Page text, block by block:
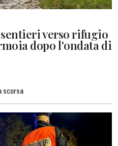
verso rifugio
dopo l'ondata di
scorsa